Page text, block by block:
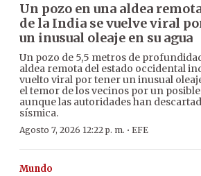
Un pozo en una aldea
de la India se vuelve viral
un inusual oleaje en su agua
Un pozo de 5,5 metros de
aldea remota del estado occidental
vuelto viral por tener un inusual
el temor de los vecinos por un
aunque las autoridades han
sísmica.
Agosto 7, 2026 12:22 p. m. · EFE
Mundo